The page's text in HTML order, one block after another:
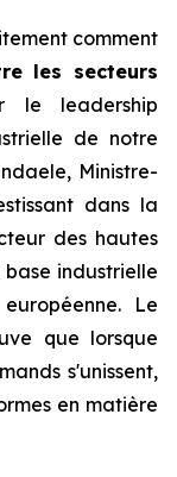
comment
les secteurs
le leadership
de notre
Ministre-
dans la
des hautes
industrielle
Le
que lorsque
s'unissent,
en matière